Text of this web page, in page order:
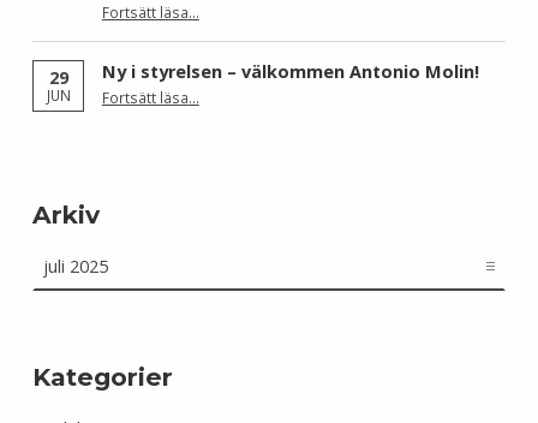
Fortsätt läsa“Wikimedia Sverige och Wikimedia Brasil får Sida-finansiering för att stärka civilsamhället kring fri kunskap”
…
29
JUN
Ny i styrelsen – välkommen Antonio Molin!
Fortsätt läsa“Ny i styrelsen – välkommen Antonio Molin!”
…
Arkiv
Kategorier